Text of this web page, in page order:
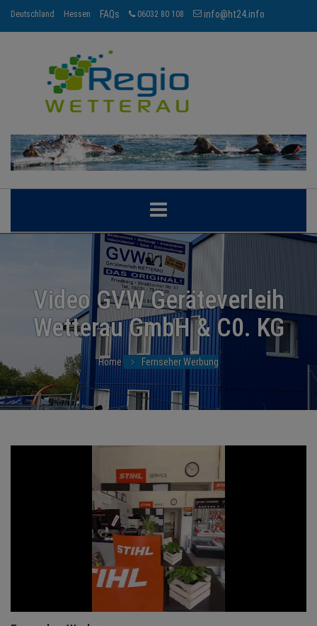
Deutschland Hessen FAQs 06032 80 108 info@ht24.info
NEWS
ANGEBOTE
Video GVW Geräteverleih
Wetterau GmbH & C0. KG
Home Fernseher Werbung